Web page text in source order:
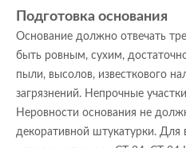
Подготовка основания
Основание должно отвечать
быть ровным, сухим,
пыли, высолов, известкового
загрязнений. Непрочные
Неровности основания не
декоративной штукатурки. Для